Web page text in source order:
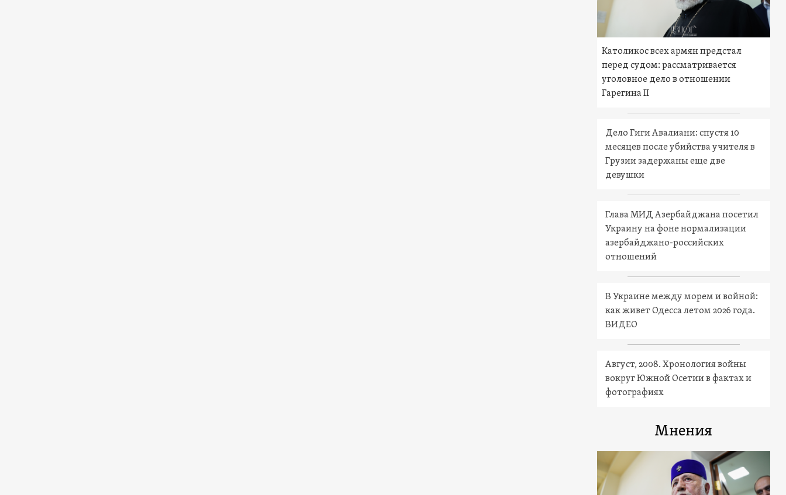
Католикос всех армян предстал
перед судом: рассматривается
уголовное дело в отношении
Гарегина II
Дело Гиги Авалиани: спустя 10
месяцев после убийства учителя в
Грузии задержаны еще две
девушки
Глава МИД Азербайджана посетил
Украину на фоне нормализации
азербайджано-российских
отношений
В Украине между морем и войной:
как живет Одесса летом 2026 года.
ВИДЕО
Август, 2008. Хронология войны
вокруг Южной Осетии в фактах и
фотографиях
Мнения